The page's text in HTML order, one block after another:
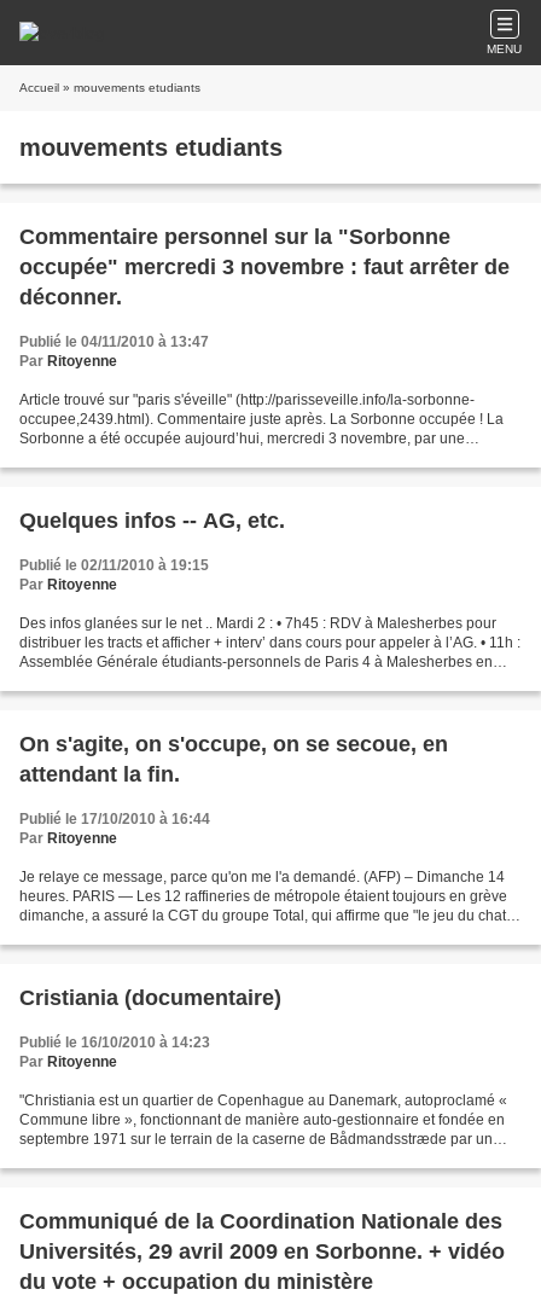
MENU
Accueil » mouvements etudiants
mouvements etudiants
Commentaire personnel sur la "Sorbonne
occupée" mercredi 3 novembre : faut arrêter de
déconner.
Publié le 04/11/2010 à 13:47
Par Ritoyenne
Article trouvé sur "paris s'éveille" (http://parisseveille.info/la-sorbonne-
occupee,2439.html). Commentaire juste après. La Sorbonne occupée ! La
Sorbonne a été occupée aujourd’hui, mercredi 3 novembre, par une
Quelques infos -- AG, etc.
Publié le 02/11/2010 à 19:15
Par Ritoyenne
Des infos glanées sur le net .. Mardi 2 : • 7h45 : RDV à Malesherbes pour
distribuer les tracts et afficher + interv’ dans cours pour appeler à l’AG. • 11h :
Assemblée Générale étudiants-personnels de Paris 4 à Malesherbes en
On s'agite, on s'occupe, on se secoue, en
attendant la fin.
Publié le 17/10/2010 à 16:44
Par Ritoyenne
Je relaye ce message, parce qu'on me l'a demandé. (AFP) – Dimanche 14
heures. PARIS — Les 12 raffineries de métropole étaient toujours en grève
dimanche, a assuré la CGT du groupe Total, qui affirme que "le jeu du chat et
Cristiania (documentaire)
Publié le 16/10/2010 à 14:23
Par Ritoyenne
"Christiania est un quartier de Copenhague au Danemark, autoproclamé «
Commune libre », fonctionnant de manière auto-gestionnaire et fondée en
septembre 1971 sur le terrain de la caserne de Bådmandsstræde par un
Communiqué de la Coordination Nationale des
Universités, 29 avril 2009 en Sorbonne. + vidéo
du vote + occupation du ministère